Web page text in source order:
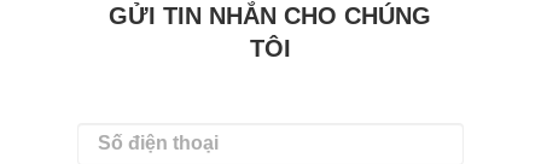
GỬI TIN NHẮN CHO CHÚNG
TÔI